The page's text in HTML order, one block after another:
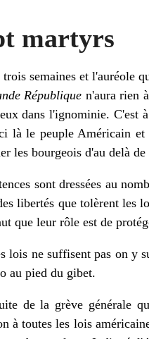
martyrs
trois semaines et l'auréole
République n'aura rien
dans l'ignominie. C'est
là le peuple Américain et
les bourgeois d'au delà de
sont dressées au
libertés que tolèrent les
que leur rôle est de
lois ne suffisent pas on y
au pied du gibet.
de la grève générale
à toutes les lois